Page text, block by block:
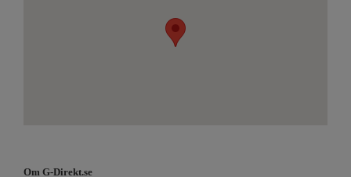
Om G-Direkt.se